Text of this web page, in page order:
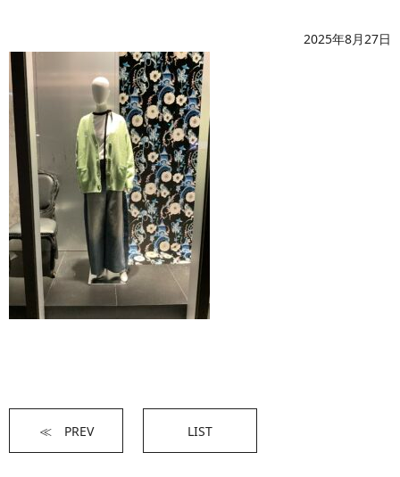
2025年8月27日
≪ PREV LIST